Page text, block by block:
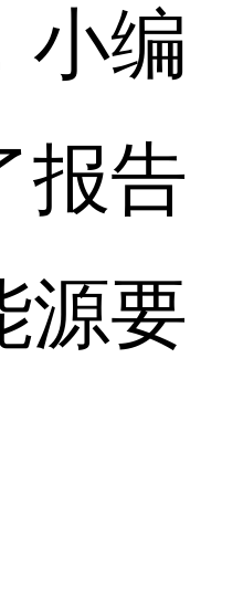
小编
报告
源要